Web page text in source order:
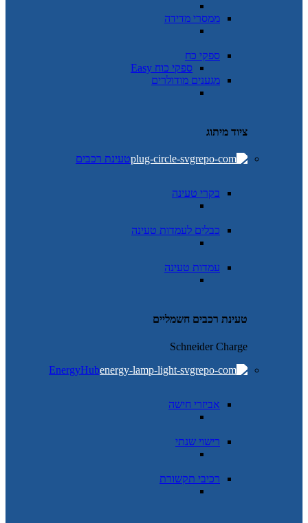
ממסרי מדידה
ספקי כח
ספקי כוח Easy
מגענים מודולרים
ציוד מיתוג
טעינת רכבים
בקרי טעינה
כבלים לעמדות טעינה
עמדות טעינה
טעינת רכבים חשמליים
Schneider Charge
EnergyHub
אביזרי חישה
רישוי שנתי
רכיבי תקשורת